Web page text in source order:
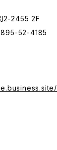
2-2455 2F
52-4185